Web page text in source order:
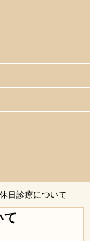
日診療について
て